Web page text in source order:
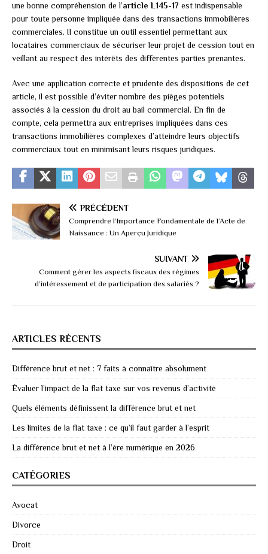
une bonne compréhension de l’article L145-17 est indispensable
pour toute personne impliquée dans des transactions immobilières
commerciales. Il constitue un outil essentiel permettant aux
locataires commerciaux de sécuriser leur projet de cession tout en
veillant au respect des intérêts des différentes parties prenantes.
Avec une application correcte et prudente des dispositions de cet
article, il est possible d’éviter nombre des pièges potentiels
associés à la cession du droit au bail commercial. En fin de
compte, cela permettra aux entreprises impliquées dans ces
transactions immobilières complexes d’atteindre leurs objectifs
commerciaux tout en minimisant leurs risques juridiques.
PRÉCÉDENT
Comprendre l’Importance Fondamentale de l’Acte de
Naissance : Un Aperçu Juridique
SUIVANT
Comment gérer les aspects fiscaux des régimes
d’intéressement et de participation des salariés ?
ARTICLES RÉCENTS
Différence brut et net : 7 faits à connaître absolument
Évaluer l’impact de la flat taxe sur vos revenus d’activité
Quels éléments définissent la différence brut et net
Les limites de la flat taxe : ce qu’il faut garder à l’esprit
La différence brut et net à l’ère numérique en 2026
CATÉGORIES
Avocat
Divorce
Droit